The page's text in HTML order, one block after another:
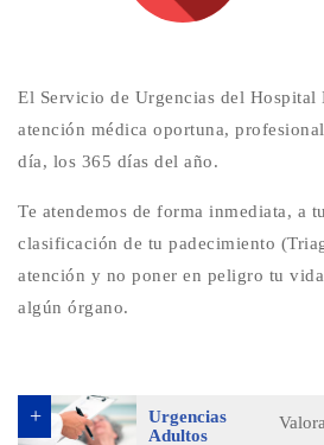
El Servicio de Urgencias del Hospital
atención médica oportuna,
día, los 365 días del año.
Te atendemos de forma inmediata, a
clasificación de tu padecimiento
atención y no poner en peligro tu
algún órgano.
Urgencias
Adultos